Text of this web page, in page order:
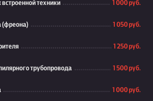
техники 1 000 руб.
(фреона) 1 050 руб.
1 250 руб.
трубопровода 1 500 руб.
1 000 руб.